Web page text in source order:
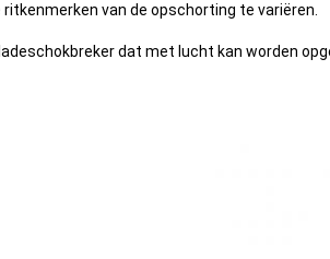
van de opschorting te variëren.
dat met lucht kan worden